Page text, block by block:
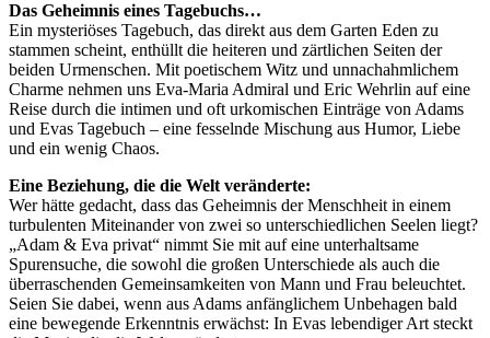
Das Geheimnis eines Tagebuchs…
Ein mysteriöses Tagebuch, das direkt aus dem Garten Eden zu
stammen scheint, enthüllt die heiteren und zärtlichen Seiten der
beiden Urmenschen. Mit poetischem Witz und unnachahmlichem
Charme nehmen uns Eva-Maria Admiral und Eric Wehrlin auf eine
Reise durch die intimen und oft urkomischen Einträge von Adams
und Evas Tagebuch – eine fesselnde Mischung aus Humor, Liebe
und ein wenig Chaos.
Eine Beziehung, die die Welt veränderte:
Wer hätte gedacht, dass das Geheimnis der Menschheit in einem
turbulenten Miteinander von zwei so unterschiedlichen Seelen liegt?
„Adam & Eva privat“ nimmt Sie mit auf eine unterhaltsame
Spurensuche, die sowohl die großen Unterschiede als auch die
überraschenden Gemeinsamkeiten von Mann und Frau beleuchtet.
Seien Sie dabei, wenn aus Adams anfänglichem Unbehagen bald
eine bewegende Erkenntnis erwächst: In Evas lebendiger Art steckt